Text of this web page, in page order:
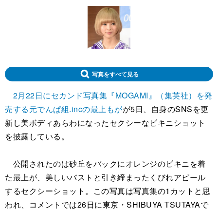
写真をすべて見る
2月22日にセカンド写真集『MOGAMI』（集英社）を発
売する元でんぱ組.incの最上もがが5日、自身のSNSを更
新し美ボディあらわになったセクシーなビキニショット
を披露している。
公開されたのは砂丘をバックにオレンジのビキニを着
た最上が、美しいバストと引き締まったくびれアピール
するセクシーショット。この写真は写真集の1カットと思
われ、コメントでは26日に東京・SHIBUYA TSUTAYAで